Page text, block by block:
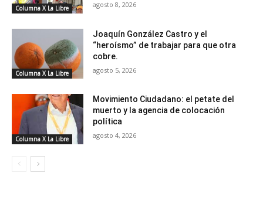
Columna X La Libre agosto 8, 2026
Columna X La Libre
Joaquín González Castro y el
“heroísmo” de trabajar para que otra
cobre.
agosto 5, 2026
Columna X La Libre
Movimiento Ciudadano: el petate del
muerto y la agencia de colocación
política
agosto 4, 2026